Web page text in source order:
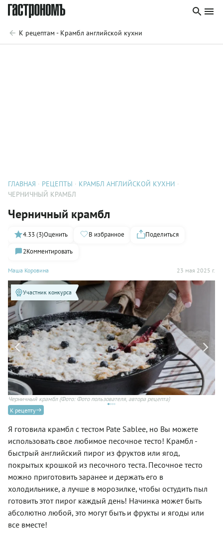
К рецептам - Крамбл английской кухни
ГЛАВНАЯ РЕЦЕПТЫ
КРАМБЛ АНГЛИЙСКОЙ КУХНИ
ЧЕРНИЧНЫЙ КРАМБЛ
Черничный крамбл
Маша Коровина 23 мая 2025 г.
4.33 (3)Оценить В избранное
Поделиться
2Комментировать
Участник конкурса
Черничный крамбл(Фото: Фото пользователя, автора рецепта)
К рецепту
Я готовила крамбл с тестом Pate Sablee, но Вы можете
использовать свое любимое песочное тесто! Крамбл -
быстрый английский пирог из фруктов или ягод,
покрытых крошкой из песочного теста. Песочное тесто
можно приготовить заранее и держать его в
холодильнике, а лучше в морозилке, чтобы остудить пыл
готовить этот пирог каждый день! Начинка может быть
абсолютно любой, это могут быть и фрукты и ягоды или
все вместе!